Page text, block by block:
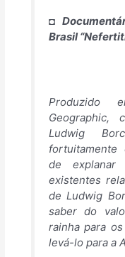
◘
Brasil
Geographic,
Ludwig
de explanar
existentes
de Ludwig
saber do
rainha para
levá-lo para a